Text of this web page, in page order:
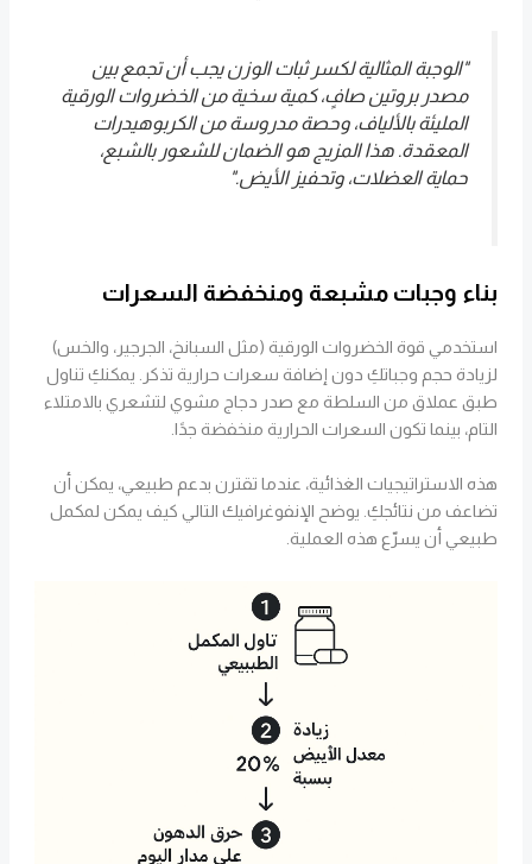
"الوجبة المثالية لكسر ثبات الوزن يجب أن تجمع بين
مصدر بروتين صافٍ، كمية سخية من الخضروات الورقية
المليئة بالألياف، وحصة مدروسة من الكربوهيدرات
المعقدة. هذا المزيج هو الضمان للشعور بالشبع،
حماية العضلات، وتحفيز الأيض."
بناء وجبات مشبعة ومنخفضة السعرات
استخدمي قوة الخضروات الورقية (مثل السبانخ، الجرجير، والخس)
لزيادة حجم وجباتكِ دون إضافة سعرات حرارية تذكر. يمكنكِ تناول
طبق عملاق من السلطة مع صدر دجاج مشوي لتشعري بالامتلاء
التام، بينما تكون السعرات الحرارية منخفضة جدًا.
هذه الاستراتيجيات الغذائية، عندما تقترن بدعم طبيعي، يمكن أن
تضاعف من نتائجكِ. يوضح الإنفوغرافيك التالي كيف يمكن لمكمل
طبيعي أن يسرّع هذه العملية.